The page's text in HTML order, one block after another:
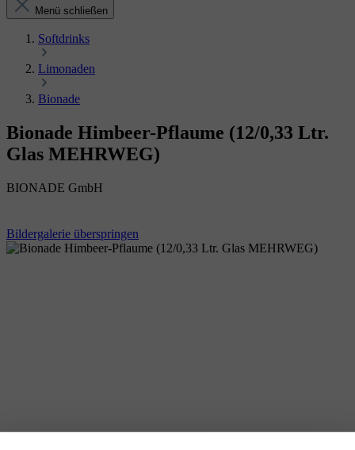
Menü schließen
Softdrinks
Limonaden
Bionade
Bionade Himbeer-Pflaume (12/0,33 Ltr.
Glas MEHRWEG)
BIONADE GmbH
Bildergalerie überspringen